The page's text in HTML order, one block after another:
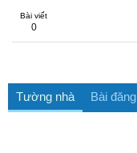
Bài viết
0
Tường nhà Bài đăng